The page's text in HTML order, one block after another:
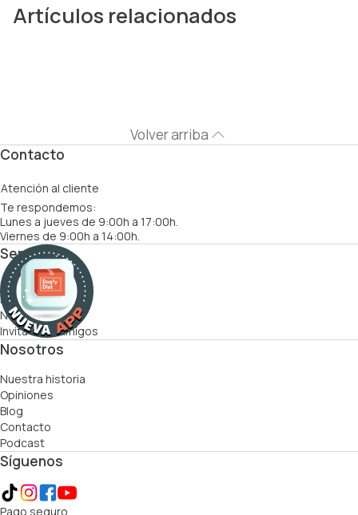
Artículos relacionados
Volver arriba
Contacto
Atención al cliente
Te respondemos:
Lunes a jueves de 9:00h a 17:00h.
Viernes de 9:00h a 14:00h.
Servicios
Cómo funciona
Recetas
Nutricionistas
Invita a tus amigos
Nosotros
Nuestra historia
Opiniones
Blog
Contacto
Podcast
Síguenos
Pago seguro